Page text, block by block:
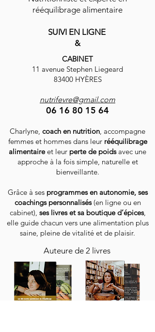
- Fiches recettes pour les 4
semaines
Accès immédiat et à vie !
rééquilibrage alimentaire
SUIVI EN LIGNE
&
CABINET
11 avenue Stephen Liegeard
83400 HYÈRES
nutrifevre@gmail.com
06 16 80 15 64
Charlyne, coach en nutrition, accompagne
femmes et hommes dans leur rééquilibrage
alimentaireet leur perte de poidsavec une
approche à la fois simple, naturelle et
bienveillante.
Grâce à ses programmes en autonomie, ses
coachings personnalisés(en ligne ou en
cabinet), ses livres et sa boutique d’épices,
elle guide chacun vers une alimentation plus
saine, pleine de vitalité et de plaisir.
Auteure de 2 livres